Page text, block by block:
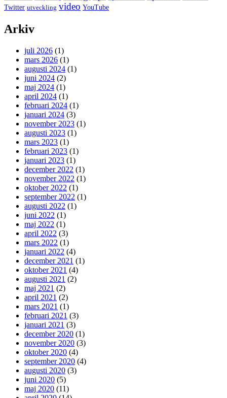
Twitter utveckling video YouTube
Arkiv
juli 2026 (1)
mars 2026 (1)
augusti 2024 (1)
juni 2024 (2)
maj 2024 (1)
april 2024 (1)
februari 2024 (1)
januari 2024 (3)
november 2023 (1)
augusti 2023 (1)
mars 2023 (1)
februari 2023 (1)
januari 2023 (1)
december 2022 (1)
november 2022 (1)
oktober 2022 (1)
september 2022 (1)
augusti 2022 (1)
juni 2022 (1)
maj 2022 (1)
april 2022 (3)
mars 2022 (1)
januari 2022 (4)
december 2021 (1)
oktober 2021 (4)
augusti 2021 (2)
maj 2021 (2)
april 2021 (2)
mars 2021 (1)
februari 2021 (3)
januari 2021 (3)
december 2020 (1)
november 2020 (3)
oktober 2020 (4)
september 2020 (4)
augusti 2020 (3)
juni 2020 (5)
maj 2020 (11)